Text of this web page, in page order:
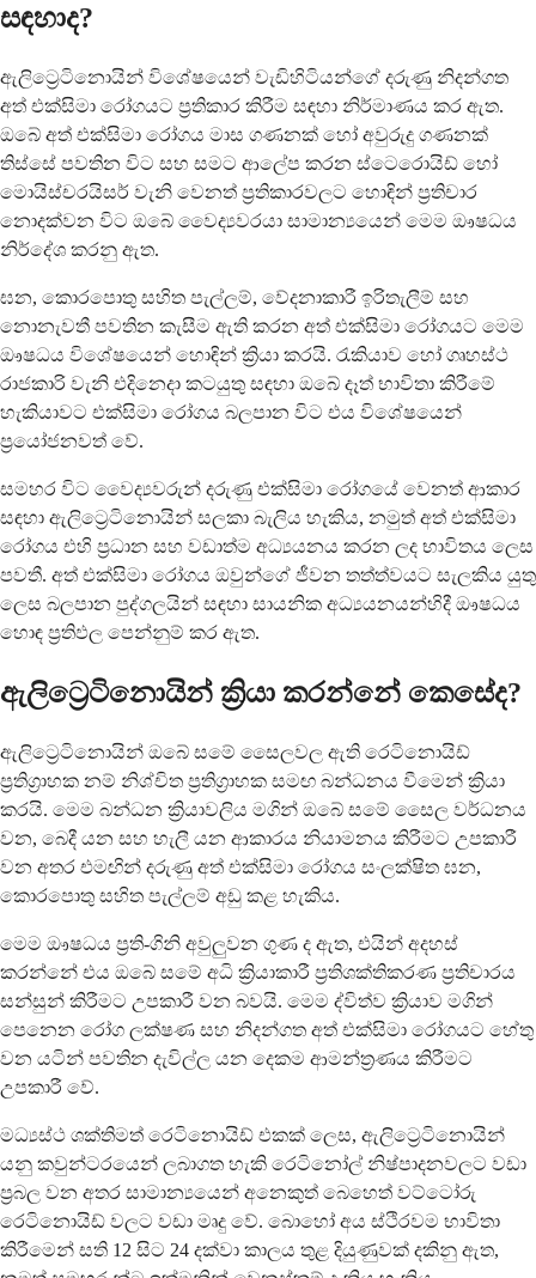
සඳහාද?
ඇලිට්‍රෙටිනොයින් විශේෂයෙන් වැඩිහිටියන්ගේ දරුණු නිදන්ගත
අත් එක්සිමා රෝගයට ප්‍රතිකාර කිරීම සඳහා නිර්මාණය කර ඇත.
ඔබේ අත් එක්සිමා රෝගය මාස ගණනක් හෝ අවුරුදු ගණනක්
තිස්සේ පවතින විට සහ සමට ආලේප කරන ස්ටෙරොයිඩ් හෝ
මොයිස්චරයිසර් වැනි වෙනත් ප්‍රතිකාරවලට හොඳින් ප්‍රතිචාර
නොදක්වන විට ඔබේ වෛද්‍යවරයා සාමාන්‍යයෙන් මෙම ඖෂධය
නිර්දේශ කරනු ඇත.
ඝන, කොරපොතු සහිත පැල්ලම්, වේදනාකාරී ඉරිතැලීම් සහ
නොනැවතී පවතින කැසීම ඇති කරන අත් එක්සිමා රෝගයට මෙම
ඖෂධය විශේෂයෙන් හොඳින් ක්‍රියා කරයි. රැකියාව හෝ ගෘහස්ථ
රාජකාරි වැනි එදිනෙදා කටයුතු සඳහා ඔබේ දෑත් භාවිතා කිරීමේ
හැකියාවට එක්සිමා රෝගය බලපාන විට එය විශේෂයෙන්
ප්‍රයෝජනවත් වේ.
සමහර විට වෛද්‍යවරුන් දරුණු එක්සිමා රෝගයේ වෙනත් ආකාර
සඳහා ඇලිට්‍රෙටිනොයින් සලකා බැලිය හැකිය, නමුත් අත් එක්සිමා
රෝගය එහි ප්‍රධාන සහ වඩාත්ම අධ්‍යයනය කරන ලද භාවිතය ලෙස
පවතී. අත් එක්සිමා රෝගය ඔවුන්ගේ ජීවන තත්ත්වයට සැලකිය යුතු
ලෙස බලපාන පුද්ගලයින් සඳහා සායනික අධ්‍යයනයන්හිදී ඖෂධය
හොඳ ප්‍රතිඵල පෙන්නුම් කර ඇත.
ඇලිට්‍රෙටිනොයින් ක්‍රියා කරන්නේ කෙසේද?
ඇලිට්‍රෙටිනොයින් ඔබේ සමේ සෛලවල ඇති රෙටිනොයිඩ්
ප්‍රතිග්‍රාහක නම් නිශ්චිත ප්‍රතිග්‍රාහක සමඟ බන්ධනය වීමෙන් ක්‍රියා
කරයි. මෙම බන්ධන ක්‍රියාවලිය මගින් ඔබේ සමේ සෛල වර්ධනය
වන, බෙදී යන සහ හැලී යන ආකාරය නියාමනය කිරීමට උපකාරී
වන අතර එමඟින් දරුණු අත් එක්සිමා රෝගය සංලක්ෂිත ඝන,
කොරපොතු සහිත පැල්ලම් අඩු කළ හැකිය.
මෙම ඖෂධය ප්‍රති-ගිනි අවුලුවන ගුණ ද ඇත, එයින් අදහස්
කරන්නේ එය ඔබේ සමේ අධි ක්‍රියාකාරී ප්‍රතිශක්තිකරණ ප්‍රතිචාරය
සන්සුන් කිරීමට උපකාරී වන බවයි. මෙම ද්විත්ව ක්‍රියාව මගින්
පෙනෙන රෝග ලක්ෂණ සහ නිදන්ගත අත් එක්සිමා රෝගයට හේතු
වන යටින් පවතින දැවිල්ල යන දෙකම ආමන්ත්‍රණය කිරීමට
උපකාරී වේ.
මධ්‍යස්ථ ශක්තිමත් රෙටිනොයිඩ් එකක් ලෙස, ඇලිට්‍රෙටිනොයින්
යනු කවුන්ටරයෙන් ලබාගත හැකි රෙටිනෝල් නිෂ්පාදනවලට වඩා
ප්‍රබල වන අතර සාමාන්‍යයෙන් අනෙකුත් බෙහෙත් වට්ටෝරු
රෙටිනොයිඩ් වලට වඩා මෘදු වේ. බොහෝ අය ස්ථිරවම භාවිතා
කිරීමෙන් සති 12 සිට 24 දක්වා කාලය තුළ දියුණුවක් දකිනු ඇත,